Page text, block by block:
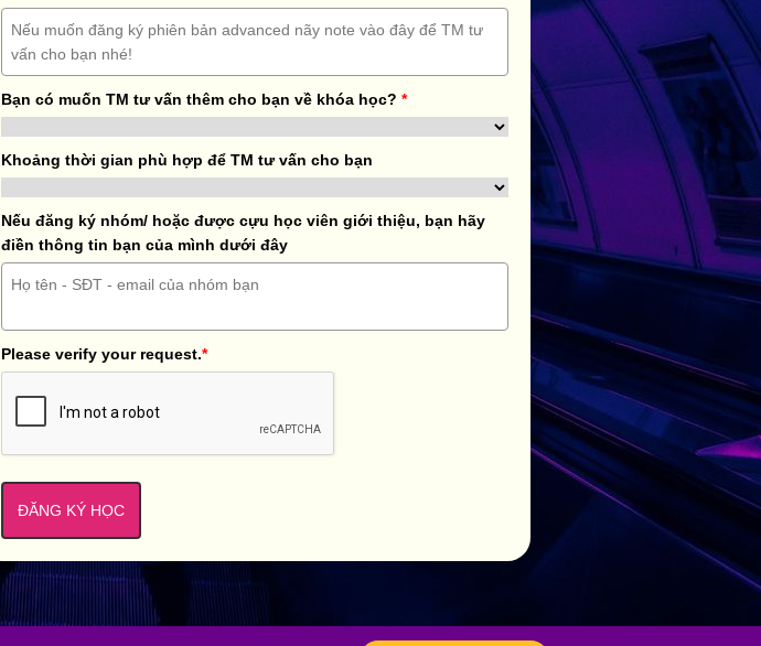
Bạn có muốn TM tư vấn thêm cho bạn về khóa học?*
Khoảng thời gian phù hợp để TM tư vấn cho bạn
Nếu đăng ký nhóm/ hoặc được cựu học viên giới thiệu, bạn hãy
điền thông tin bạn của mình dưới đây
Please verify your request.*
ĐĂNG KÝ HỌC